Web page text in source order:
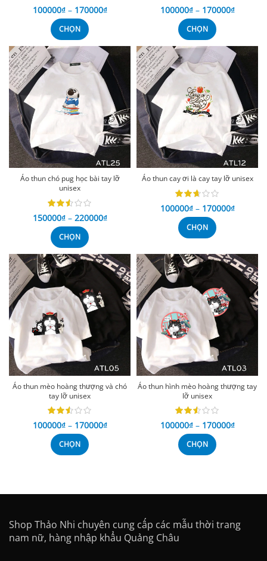
100000₫ – 170000₫
CHỌN
100000₫ – 170000₫
CHỌN
Áo thun chó pug học bài tay lỡ
unisex
150000₫ – 220000₫
CHỌN
Áo thun cay ơi là cay tay lỡ unisex
100000₫ – 170000₫
CHỌN
Áo thun mèo hoàng thượng và chó
tay lỡ unisex
100000₫ – 170000₫
CHỌN
Áo thun hình mèo hoàng thượng tay
lỡ unisex
100000₫ – 170000₫
CHỌN
Shop Thảo Nhi chuyên cung cấp các mẫu thời trang
nam nữ, hàng nhập khẩu Quảng Châu